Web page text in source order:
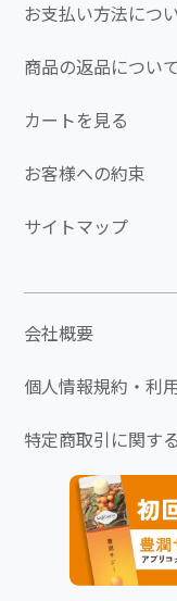
お支払い方法につ
商品の返品について
カートを見る
お客様への約束
サイトマップ
会社概要
個人情報規約・利
特定商取引に関す
2008-2026©